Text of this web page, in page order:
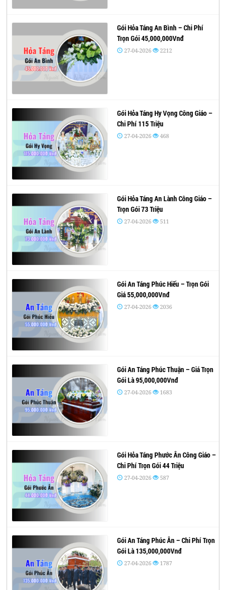
Gói Hỏa Táng An Bình – Chi Phí
Trọn Gói 45,000,000Vnđ
27-04-2026 2212
Gói Hỏa Táng Hy Vọng Công Giáo –
Chi Phí 115 Triệu
27-04-2026 468
Gói Hỏa Táng An Lành Công Giáo –
Trọn Gói 73 Triệu
27-04-2026 511
Gói An Táng Phúc Hiếu – Trọn Gói
Giá 55,000,000Vnđ
27-04-2026 2036
Gói An Táng Phúc Thuận – Giá Trọn
Gói Là 95,000,000Vnđ
27-04-2026 1683
Gói Hỏa Táng Phước Ân Công Giáo –
Chi Phí Trọn Gói 44 Triệu
27-04-2026 587
Gói An Táng Phúc Ân – Chi Phí Trọn
Gói Là 135,000,000Vnđ
27-04-2026 1787